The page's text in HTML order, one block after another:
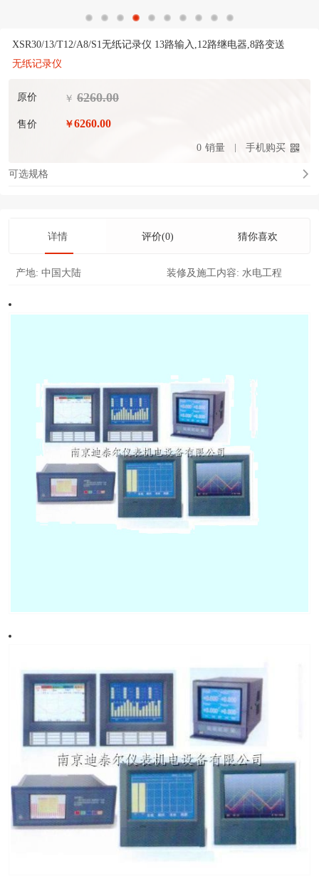
XSR30/13/T12/A8/S1无纸记录仪 13路输入,12路继电器,8路变送
无纸记录仪
原价 ￥ 6260.00
售价 ￥6260.00
0 销量 手机购买
可选规格
详情 评价(0) 猜你喜欢
产地: 中国大陆 装修及施工内容: 水电工程